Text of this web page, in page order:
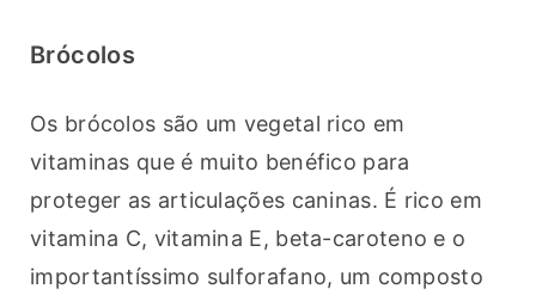
Brócolos
Os brócolos são um vegetal rico em
vitaminas que é muito benéfico para
proteger as articulações caninas. É rico em
vitamina C, vitamina E, beta-caroteno e o
importantíssimo sulforafano, um composto